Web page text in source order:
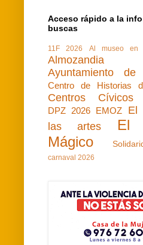
Acceso rápido a la
buscas
11F 2026 Al museo en
Almozandia
Ayuntamiento de
Centro de Historias
Centros Cívicos
DPZ 2026 EMOZ
El
las artes
El
Mágico
carnaval 2026